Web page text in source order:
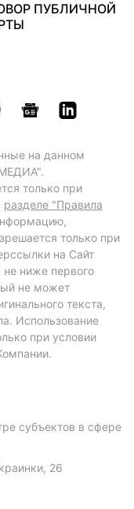
ПУБЛИЧНОЙ
на данном
только при
разделе "Правила
только при
на Сайт
не ниже первого
не может
текста,
Использование
при условии
субъектов в сфере
26